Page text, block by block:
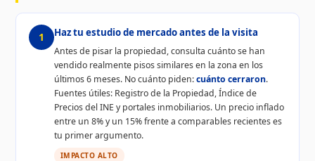
1 Haz tu estudio de mercado antes de la visita
Antes de pisar la propiedad, consulta cuánto se han
vendido realmente pisos similares en la zona en los
últimos 6 meses. No cuánto piden:cuánto cerraron.
Fuentes útiles: Registro de la Propiedad, Índice de
Precios del INE y portales inmobiliarios. Un precio inflado
entre un 8% y un 15% frente a comparables recientes es
tu primer argumento.
IMPACTO ALTO